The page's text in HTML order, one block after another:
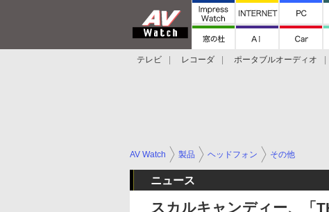
テレビ レコーダ ポータブルオーディオ
AV Watch 製品 ヘッドフォン その他
ニュース
スカルキャンディー、「